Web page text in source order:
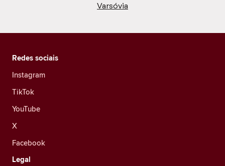
Varsóvia
Redes sociais
Instagram
TikTok
YouTube
X
Facebook
Legal